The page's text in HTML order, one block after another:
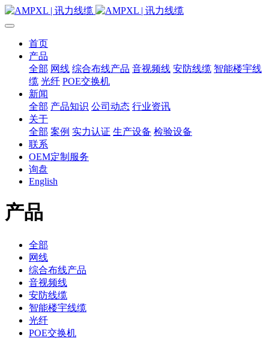
首页
产品
全部 网线 综合布线产品 音视频线 安防线缆 智能楼宇线
缆 光纤 POE交换机
新闻
全部 产品知识 公司动态 行业资讯
关于
全部 案例 实力认证 生产设备 检验设备
联系
OEM定制服务
询盘
English
产品
全部
网线
综合布线产品
音视频线
安防线缆
智能楼宇线缆
光纤
POE交换机